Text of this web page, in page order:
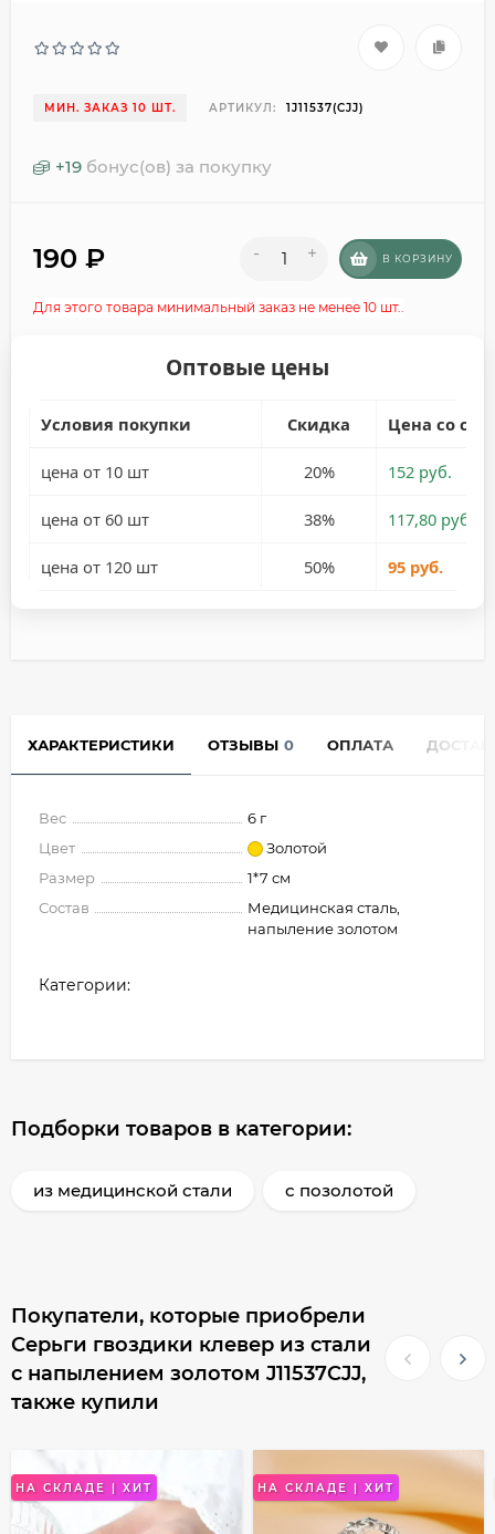
МИН. ЗАКАЗ 10 ШТ. АРТИКУЛ: 1J11537(CJJ)
+19 бонус(ов) за покупку
190 ₽ - + В КОРЗИНУ
Для этого товара минимальный заказ не менее 10 шт..
Оптовые цены
Условия покупки Скидка Цена со
цена от 10 шт 20% 152 руб.
цена от 60 шт 38% 117,80 руб.
цена от 120 шт 50% 95 руб.
ХАРАКТЕРИСТИКИ ОТЗЫВЫ 0 ОПЛАТА
Вес
6 г
Цвет
Золотой
Размер
1*7 см
Состав
Медицинская сталь,
напыление золотом
Категории:
Подборки товаров в категории:
из медицинской стали с позолотой
Покупатели, которые приобрели
Серьги гвоздики клевер из стали
с напылением золотом J11537CJJ,
также купили
НА СКЛАДЕ | ХИТ НА СКЛАДЕ | ХИТ